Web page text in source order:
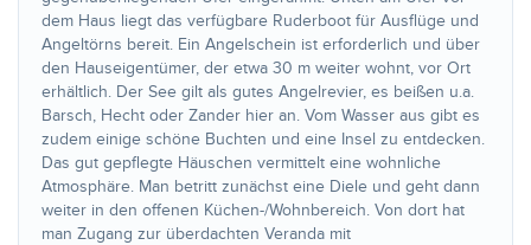
dem Haus liegt das verfügbare Ruderboot für Ausflüge und
Angeltörns bereit. Ein Angelschein ist erforderlich und über
den Hauseigentümer, der etwa 30 m weiter wohnt, vor Ort
erhältlich. Der See gilt als gutes Angelrevier, es beißen u.a.
Barsch, Hecht oder Zander hier an. Vom Wasser aus gibt es
zudem einige schöne Buchten und eine Insel zu entdecken.
Das gut gepflegte Häuschen vermittelt eine wohnliche
Atmosphäre. Man betritt zunächst eine Diele und geht dann
weiter in den offenen Küchen-/Wohnbereich. Von dort hat
man Zugang zur überdachten Veranda mit